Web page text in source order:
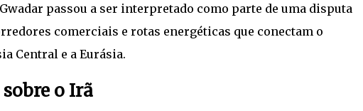
passou a ser interpretado como parte de uma disputa
comerciais e rotas energéticas que conectam o
Central e a Eurásia.
o Irã